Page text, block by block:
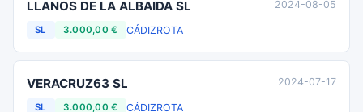
LLANOS DE LA ALBAIDA SL
SL 3.000,00 € CÁDIZROTA
2024-08-05
VERACRUZ63 SL
SL 3.000,00 € CÁDIZROTA
2024-07-17